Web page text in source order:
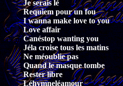
Je serais lé
Requiem pour un fou
I wanna make love to you
Love affair
Canéstop wanting you
Jéla croise tous les matins
Ne méoublie pas
Quand le masque tombe
Rester libre
Léhymneléamour